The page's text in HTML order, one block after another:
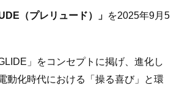
（プレリュード）」 を2025年9月5
」をコンセプトに掲げ、進化し
動化時代における「操る喜び」と環